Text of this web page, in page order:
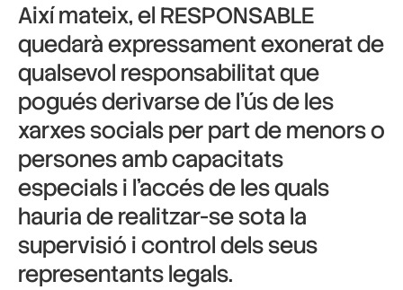
Així mateix, el RESPONSABLE
quedarà expressament exonerat de
qualsevol responsabilitat que
pogués derivarse de l’ús de les
xarxes socials per part de menors o
persones amb capacitats
especials i l’accés de les quals
hauria de realitzar-se sota la
supervisió i control dels seus
representants legals.